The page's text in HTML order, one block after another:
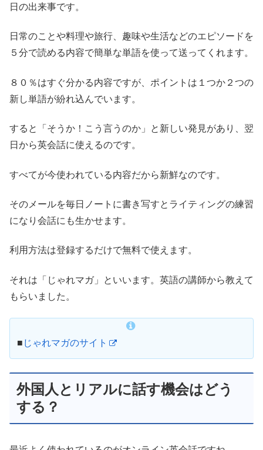
日の出来事です。
日常のことや料理や旅行、趣味や生活などのエピソードを
５分で読める内容で簡単な単語を使って送ってくれます。
８０％はすぐ分かる内容ですが、ポイントは１つか２つの
新し単語が紛れ込んでいます。
すると「そうか！こう言うのか」と新しい発見があり、翌
日から英会話に使えるのです。
すべてが今使われている内容だから新鮮なのです。
そのメールを毎日ノートに書き写すとライティングの練習
になり会話にも生かせます。
利用方法は登録するだけで無料で使えます。
それは「じゃれマガ」といいます。英語の講師から教えて
もらいました。
■ じゃれマガのサイト
外国人とリアルに話す機会はどう
する？